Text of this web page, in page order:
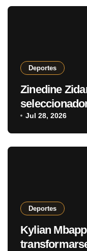
Deportes
Zinedine
Jul 28, 2026
Deportes
Kylian